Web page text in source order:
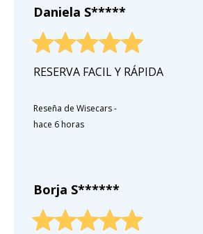
Daniela S*****
RESERVA FACIL Y RÁPIDA
Reseña de Wisecars-
hace 6 horas
Borja S******